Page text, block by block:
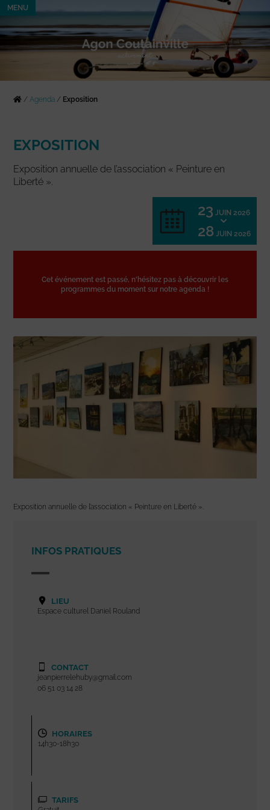
MENU
/Agenda / Exposition
EXPOSITION
Exposition annuelle de l’association « Peinture en
Liberté ».
23 JUIN 2026
28 JUIN 2026
Cet événement est passé, n'hésitez pas à découvrir les
programmes du moment sur notre agenda !
Exposition annuelle de l’association « Peinture en Liberté ».
INFOS PRATIQUES
LIEU
Espace culturel Daniel Rouland
CONTACT
jeanpierrelehuby@gmail.com
06 51 03 14 28
HORAIRES
14h30-18h30
TARIFS